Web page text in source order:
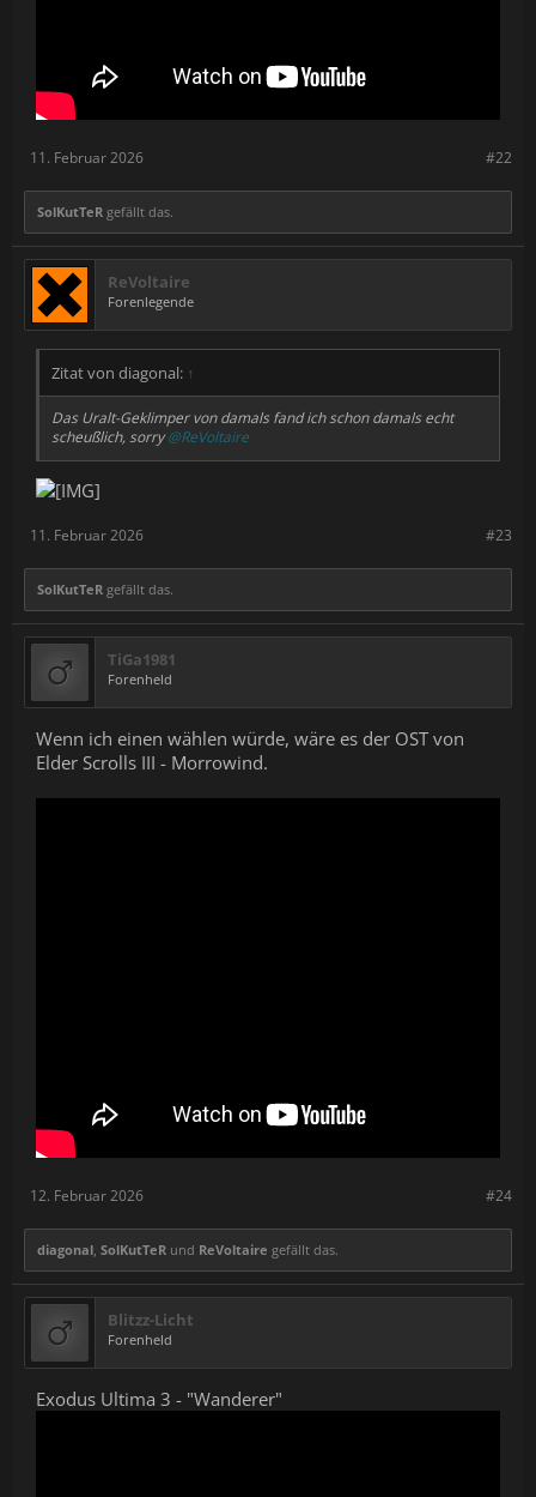
#22
11. Februar 2026
SolKutTeR gefällt das.
ReVoltaire
Forenlegende
Zitat von diagonal: ↑
Das Uralt-Geklimper von damals fand ich schon damals echt
scheußlich, sorry@ReVoltaire
#23
11. Februar 2026
SolKutTeR gefällt das.
TiGa1981
Forenheld
Wenn ich einen wählen würde, wäre es der OST von
Elder Scrolls III - Morrowind.
#24
12. Februar 2026
diagonal, SolKutTeR und ReVoltaire gefällt das.
Blitzz-Licht
Forenheld
Exodus Ultima 3 - "Wanderer"